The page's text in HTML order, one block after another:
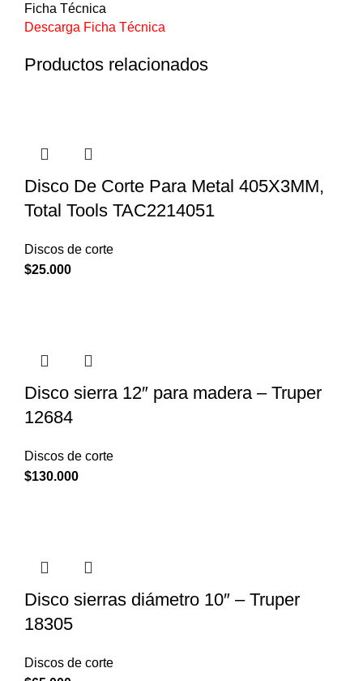
Ficha Técnica
Descarga Ficha Técnica
Productos relacionados
Disco De Corte Para Metal 405X3MM,
Total Tools TAC2214051
Discos de corte
$25.000
Disco sierra 12″ para madera – Truper
12684
Discos de corte
$130.000
Disco sierras diámetro 10″ – Truper
18305
Discos de corte